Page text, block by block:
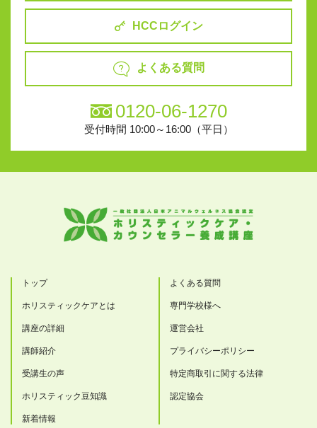
HCCログイン
よくある質問
0120-06-1270
受付時間 10:00～16:00（平日）
トップ
ホリスティックケアとは
講座の詳細
講師紹介
受講生の声
ホリスティック豆知識
新着情報
よくある質問
専門学校様へ
運営会社
プライバシーポリシー
特定商取引に関する法律
認定協会